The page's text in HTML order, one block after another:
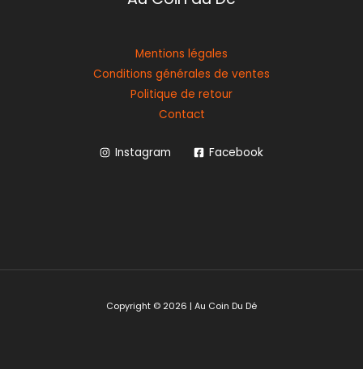
Mentions légales
Conditions générales de ventes
Politique de retour
Contact
Instagram Facebook
Copyright © 2026 | Au Coin Du Dé